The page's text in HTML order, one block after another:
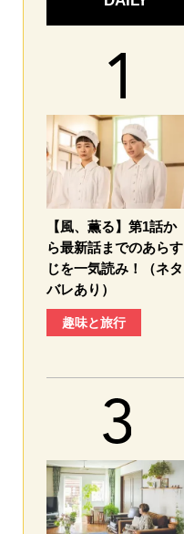
【風、薫る】第1話か
ら最新話までのあらす
じを一気読み！（ネタ
バレあり）
趣味と旅行